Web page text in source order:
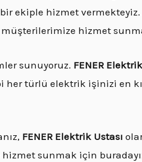
ekiple hizmet vermekteyiz.
hizmet
sunuyoruz. FENER
her türlü elektrik işinizi en
FENER Elektrik Ustası
hizmet sunmak için